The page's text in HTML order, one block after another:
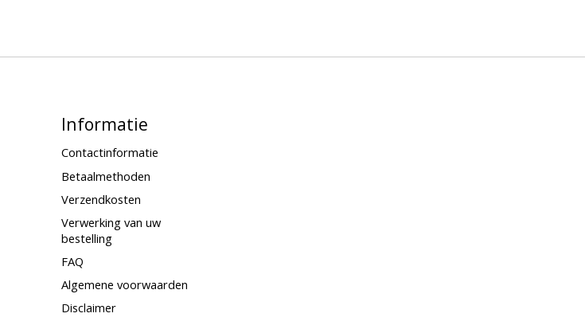
Informatie
Contactinformatie
Betaalmethoden
Verzendkosten
Verwerking van uw
bestelling
FAQ
Algemene voorwaarden
Disclaimer